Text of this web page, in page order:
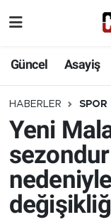
Güncel Asayiş
HABERLER SPOR
Yeni
sezondur
Eğitim
Türkiye
Sağlık
Ekonomi